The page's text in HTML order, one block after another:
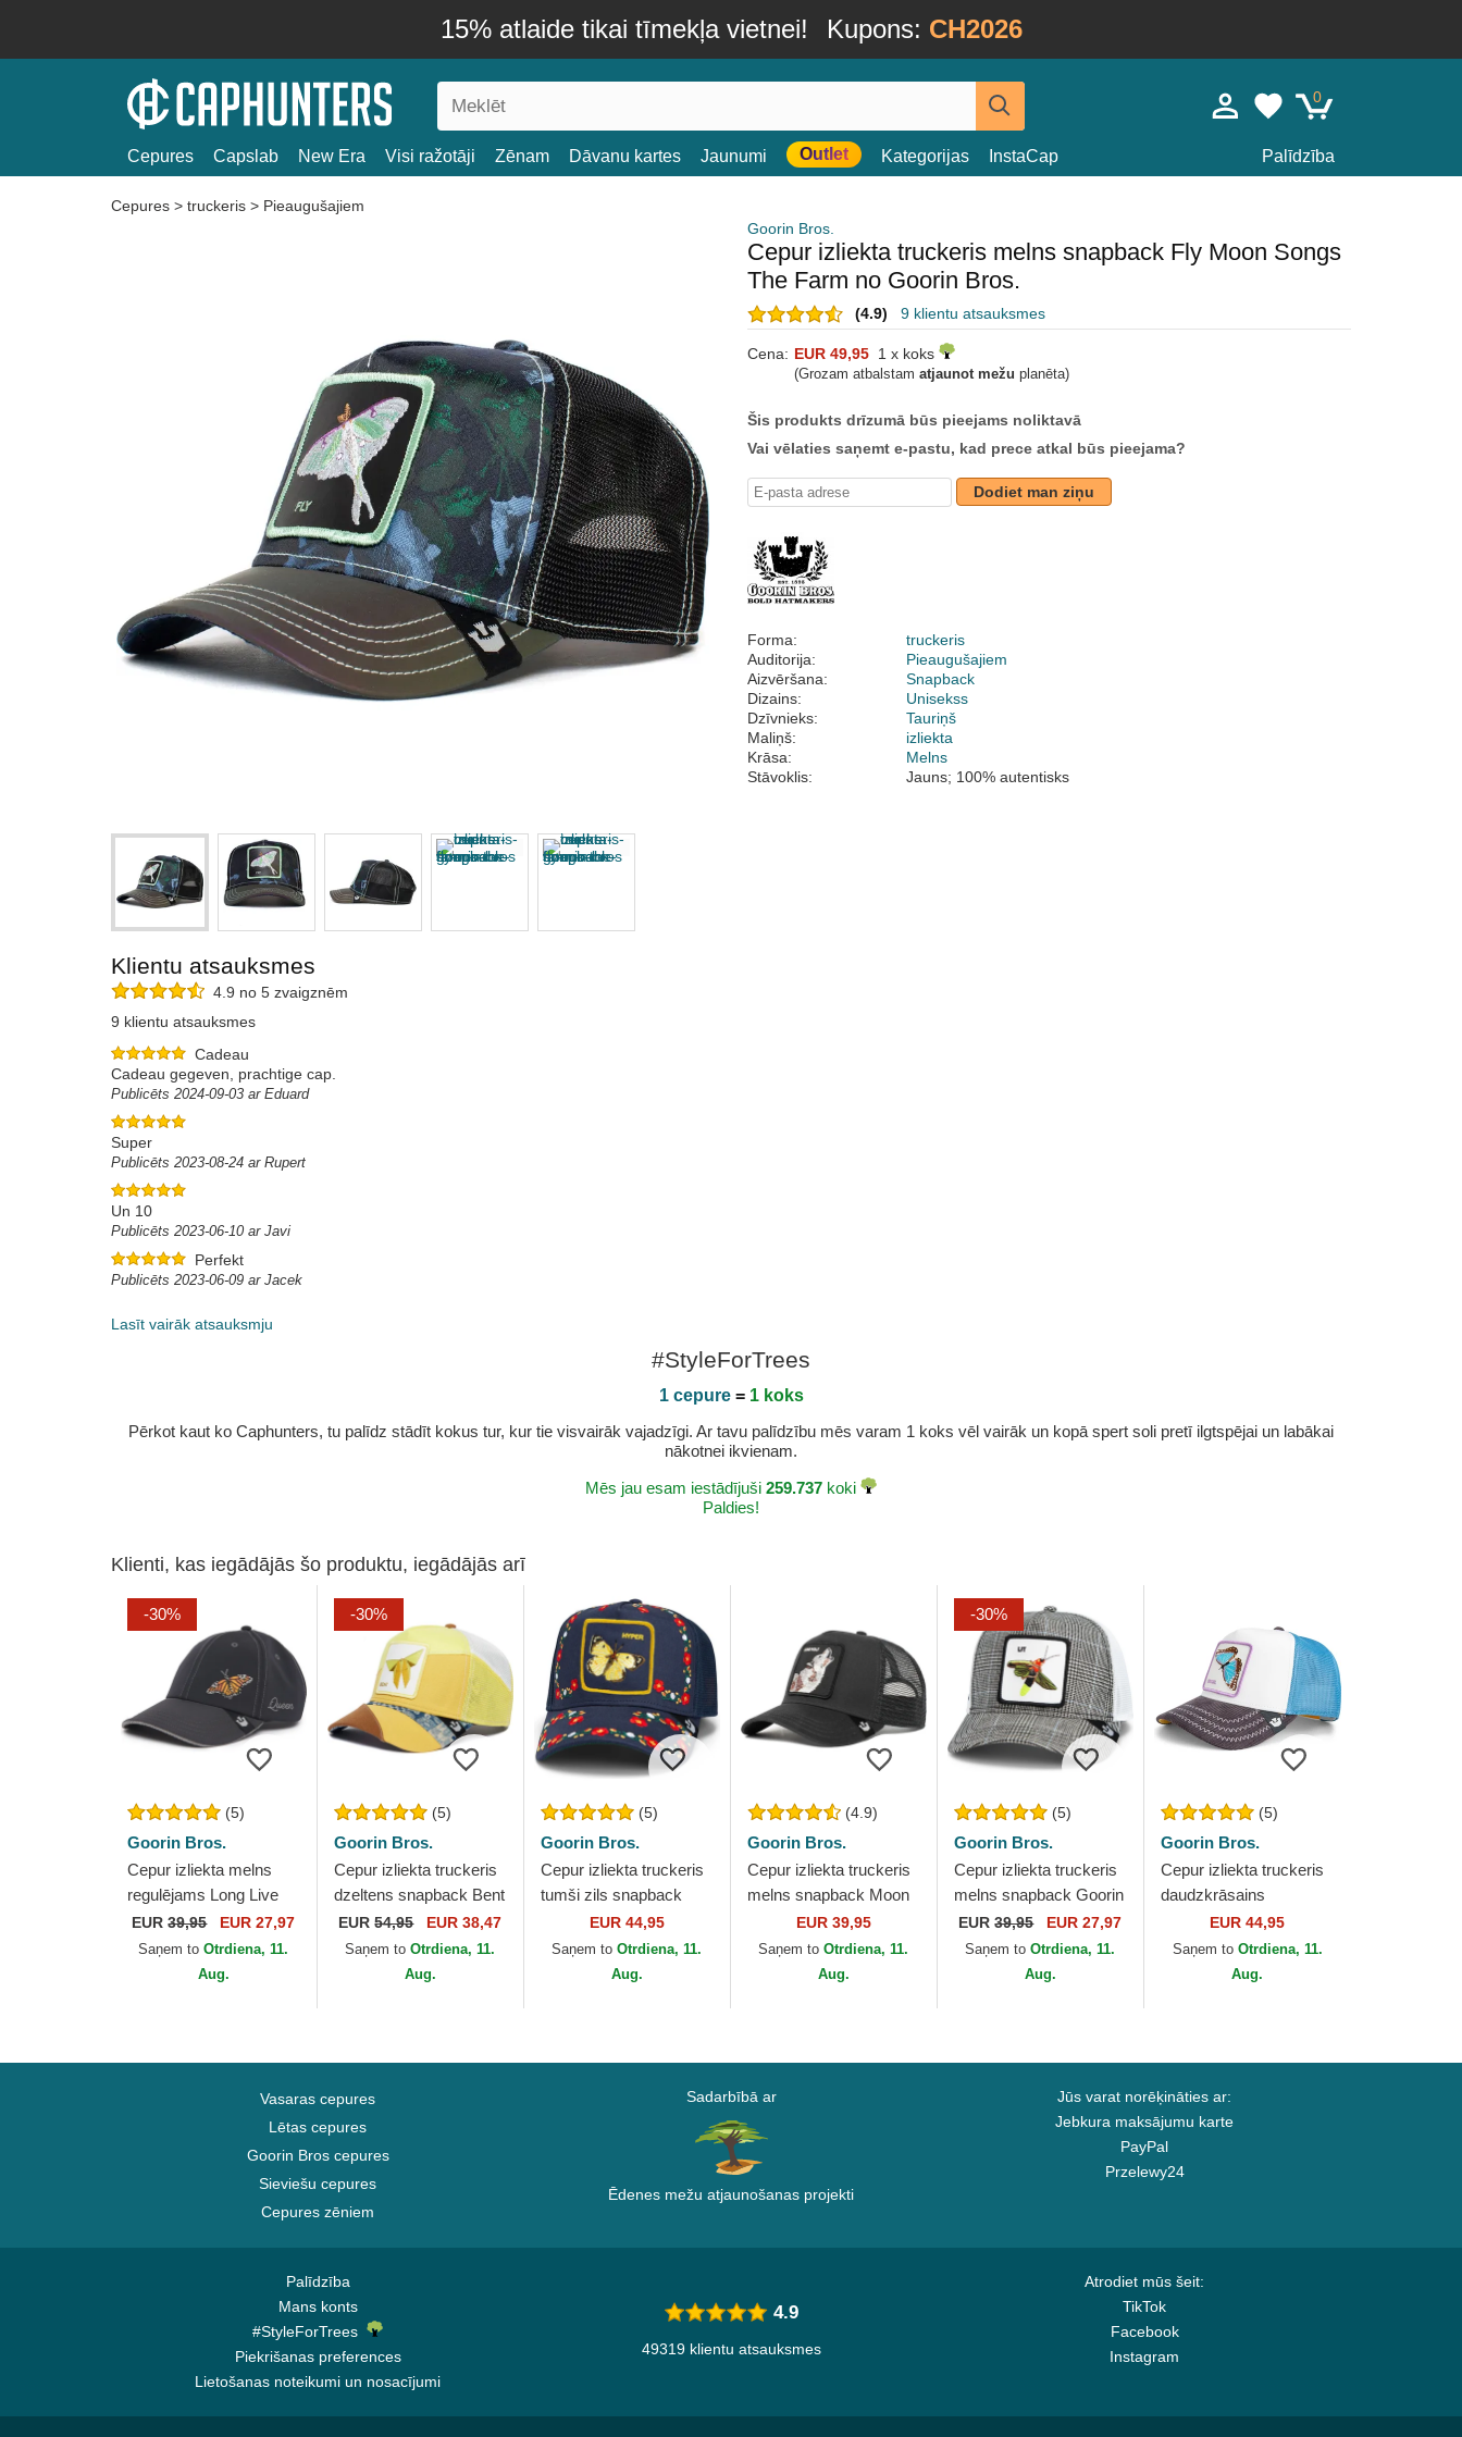
15% atlaide tikai tīmekļa vietnei! Kupons: CH2026
0
Cepures Capslab New Era Visi ražotāji Zēnam Dāvanu kartes Jaunumi Outlet Kategorijas InstaCap Palīdzība
Cepures > truckeris > Pieaugušajiem
Goorin Bros.
Cepur izliekta truckeris melns snapback Fly Moon Songs
The Farm no Goorin Bros.
(4.9) 9 klientu atsauksmes
Cena: EUR 49,95 1 x koks
(Grozam atbalstam atjaunot mežu planēta)
Šis produkts drīzumā būs pieejams noliktavā
Vai vēlaties saņemt e-pastu, kad prece atkal būs pieejama?
Dodiet man ziņu
Forma:
truckeris
Auditorija:
Pieaugušajiem
Aizvēršana:
Snapback
Dizains:
Unisekss
Dzīvnieks:
Tauriņš
Maliņš:
izliekta
Krāsa:
Melns
Stāvoklis:
Jauns; 100% autentisks
Klientu atsauksmes
4.9 no 5 zvaigznēm
9 klientu atsauksmes
Cadeau
Cadeau gegeven, prachtige cap.
Publicēts 2024-09-03 ar Eduard
Super
Publicēts 2023-08-24 ar Rupert
Un 10
Publicēts 2023-06-10 ar Javi
Perfekt
Publicēts 2023-06-09 ar Jacek
Lasīt vairāk atsauksmju
#StyleForTrees
1 cepure= 1 koks
Pērkot kaut ko Caphunters, tu palīdz stādīt kokus tur, kur tie visvairāk vajadzīgi. Ar tavu palīdzību mēs varam 1 koks vēl vairāk un kopā spert soli pretī ilgtspējai un labākai
nākotnei ikvienam.
Mēs jau esam iestādījuši 259.737 koki
Paldies!
Klienti, kas iegādājās šo produktu, iegādājās arī
-30%
(5)
Goorin Bros.
Cepur izliekta melns
regulējams Long Live
The Queen The Farm
Lady Balls The Farm no
Goorin Bros.
EUR39,95 EUR 27,97
Saņem toOtrdiena, 11.
Aug.
-30%
(5)
Goorin Bros.
Cepur izliekta truckeris
dzeltens snapback Bent
Transform Farmigami
The Farm no Goorin
EUR54,95 EUR 38,47
Saņem toOtrdiena, 11.
Aug.
(5)
Goorin Bros.
Cepur izliekta truckeris
tumši zils snapback
Goorin Bros. Butterfly
Hyper Active Flora
Fauna The...
EUR 44,95
Saņem toOtrdiena, 11.
Aug.
(4.9)
Goorin Bros.
Cepur izliekta truckeris
melns snapback Moon
Lover The Farm no
Goorin Bros.
EUR 39,95
Saņem toOtrdiena, 11.
Aug.
-30%
(5)
Goorin Bros.
Cepur izliekta truckeris
melns snapback Goorin
Bros. Lit Firefly Luxury
Moon The Farm Black
EUR39,95 EUR 27,97
Saņem toOtrdiena, 11.
Aug.
(5)
Goorin Bros.
Cepur izliekta truckeris
daudzkrāsains
snapback Social Remix
The Farm no Goorin
EUR 44,95
Saņem to Otrdiena, 11.
Aug.
Vasaras cepures
Lētas cepures
Goorin Bros cepures
Sieviešu cepures
Cepures zēniem
Sadarbībā ar
Ēdenes mežu atjaunošanas projekti
Jūs varat norēķināties ar:
Jebkura maksājumu karte
PayPal
Przelewy24
Palīdzība
Mans konts
#StyleForTrees
Piekrišanas preferences
Lietošanas noteikumi un nosacījumi
Atrodiet mūs šeit:
TikTok
Facebook
Instagram
4.9
49319 klientu atsauksmes